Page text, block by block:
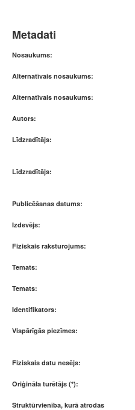
Metadati
Nosaukums:
Alternatīvais nosaukums:
Alternatīvais nosaukums:
Autors:
Līdzradītājs:
Līdzradītājs:
Publicēšanas datums:
Izdevējs:
Fiziskais raksturojums:
Temats:
Temats:
Identifikators:
Vispārīgās piezīmes:
Fiziskais datu nesējs:
Oriģināla turētājs (*):
Struktūrvienība, kurā atrodas